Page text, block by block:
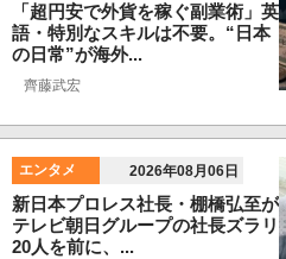
「超円安で外貨を稼ぐ副業術」英
語・特別なスキルは不要。“日本
の日常”が海外...
齊藤武宏
エンタメ 2026年08月06日
新日本プロレス社長・棚橋弘至が
テレビ朝日グループの社長ズラリ
20人を前に、...